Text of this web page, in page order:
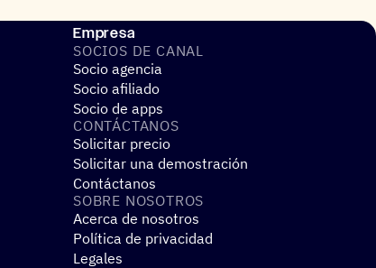
Empresa
SOCIOS DE CANAL
Socio agencia
Socio afiliado
Socio de apps
CONTÁC­TA­NOS
Solicitar precio
Solicitar una demostración
Contáctanos
SOBRE NOSO­TROS
Acerca de nosotros
Política de privacidad
Legales